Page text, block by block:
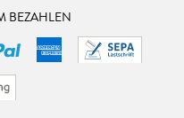
BEZAHLEN